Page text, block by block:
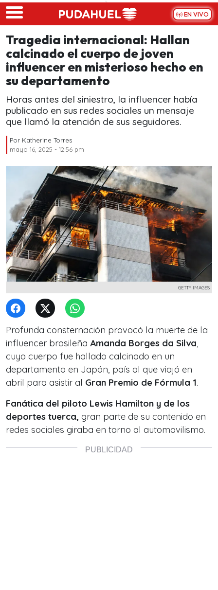
Skip to main content
EN VIVO
Tragedia internacional: Hallan
calcinado el cuerpo de joven
influencer en misterioso hecho en
su departamento
Horas antes del siniestro, la influencer había
publicado en sus redes sociales un mensaje
que llamó la atención de sus seguidores.
Por Katherine Torres
mayo 16, 2025 - 12:56 pm
GETTY IMAGES
Profunda consternación provocó la muerte de la
influencer brasileña Amanda Borges da Silva,
cuyo cuerpo fue hallado calcinado en un
departamento en Japón, país al que viajó en
abril para asistir al Gran Premio de Fórmula 1.
Fanática del piloto Lewis Hamilton y de los
deportes tuerca, gran parte de su contenido en
redes sociales giraba en torno al automovilismo.